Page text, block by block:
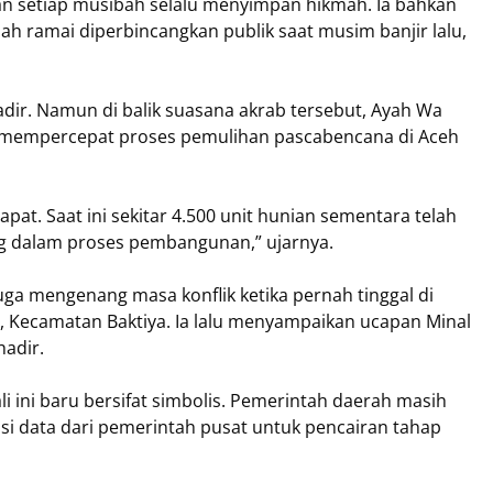
ramai diperbincangkan publik saat musim banjir lalu,
Namun di balik suasana akrab tersebut, Ayah Wa
proses pemulihan pascabencana di Aceh
Saat ini sekitar 4.500 unit hunian sementara telah
proses pembangunan,” ujarnya.
mengenang masa konflik ketika pernah tinggal di
Baktiya. Ia lalu menyampaikan ucapan Minal
ini baru bersifat simbolis. Pemerintah daerah masih
data dari pemerintah pusat untuk pencairan tahap